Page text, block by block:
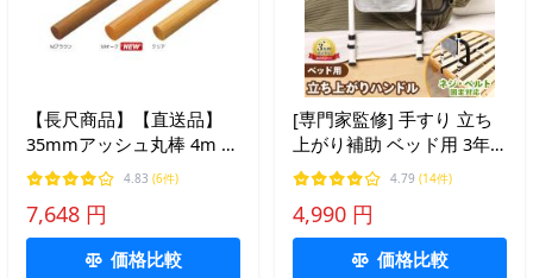
【長尺商品】【直送品】
35mmアッシュ丸棒 4m |
手摺 手すり 玄関 トイレ
廊下 取付 転倒予防 介護用
品 福祉用品 diy
4.83 (6件)
7,648 円
価格比較
[専門家監修] 手すり 立ち
上がり補助 ベッド用 3年
保証 ベッド用手すり 補助
後付け 介護 介護用品 ベッ
ドガード 転落防止 ベッド
サイドガード RUKESUTA
4.79 (14件)
4,990 円
価格比較